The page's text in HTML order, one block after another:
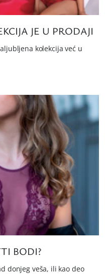
JE U PRODAJI
kolekcija već u
BODI?
donjeg veša, ili kao deo